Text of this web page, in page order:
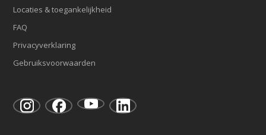
Locaties & toegankelijkheid
FAQ
Privacyverklaring
Gebruiksvoorwaarden